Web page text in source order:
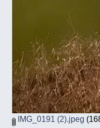
IMG_0191 (2).jpeg